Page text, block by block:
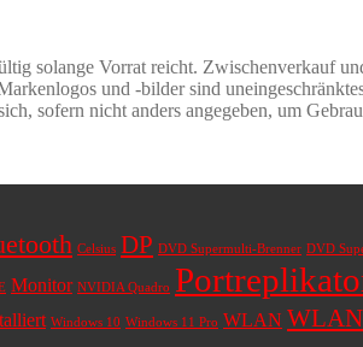
solange Vorrat reicht. Zwischenverkauf
und -bilder sind
sofern nicht anders angegeben, um
Celsius DP DVD Supermulti-Brenner DVD
Monitor NVIDIA Quadro
Windows 10 Windows 11 Pro WLAN